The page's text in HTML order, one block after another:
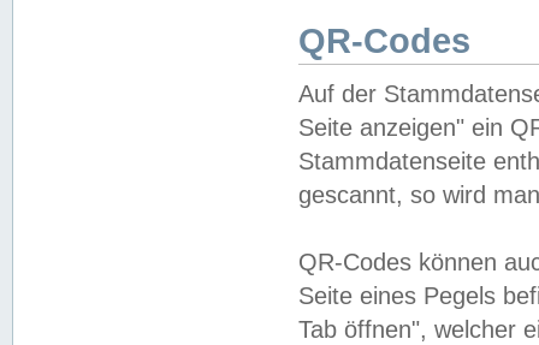
QR-Codes
Auf der
Seite anzeigen" ein
Stammdatenseite
gescannt, so wird
QR-Codes können
Seite eines Pegels
Tab öffnen", welcher